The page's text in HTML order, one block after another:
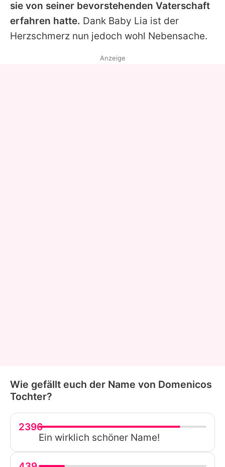
sie von seiner bevorstehenden Vaterschaft
erfahren hatte. Dank Baby Lia ist der
Herzschmerz nun jedoch wohl Nebensache.
Anzeige
Wie gefällt euch der Name von Domenicos
Tochter?
2396
Ein wirklich schöner Name!